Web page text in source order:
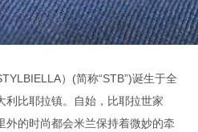
）(简称“STB”)诞生于全
比耶拉镇。自始，比耶拉世家
外的时尚都会米兰保持着微妙的牵